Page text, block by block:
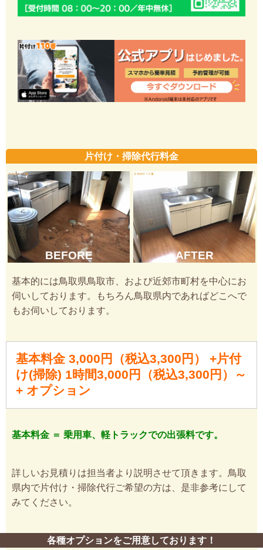
片付け・掃除代行料金
BEFORE AFTER
基本的には鳥取県鳥取市、および近郊市町村を中心にお
伺いしております。もちろん鳥取県内であればどこへで
もお伺いしております。
基本料金 3,000円（税込3,300円） +片付
け(掃除) 1時間3,000円（税込3,300円）～
+ オプション
基本料金 ＝ 乗用車、軽トラックでの出張料です。
詳しいお見積りは担当者より説明させて頂きます。鳥取
県内で片付け・掃除代行ご希望の方は、是非参考にして
みてください。
各種オプションをご用意しております！